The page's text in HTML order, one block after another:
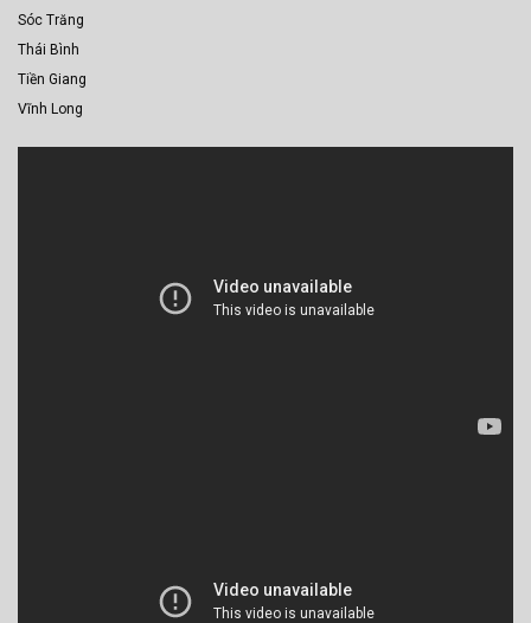
Sóc Trăng
Thái Bình
Tiền Giang
Vĩnh Long